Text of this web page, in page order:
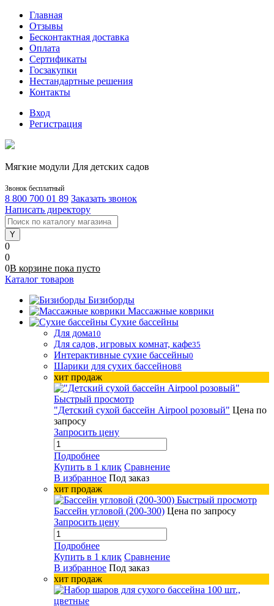
Главная
Отзывы
Бесконтактная доставка
Оплата
Сертификаты
Госзакупки
Нестандартные решения
Контакты
Вход
Регистрация
Мягкие модули Для детских садов
Звонок бесплатный
8 800 700 01 89 Заказать звонок
Написать директору
0
0
0В корзине пока пусто
Каталог товаров
Бизиборды
Массажные коврики
Сухие бассейны
Для дома10
Для садов, игровых комнат, кафе35
Интерактивные сухие бассейны0
Шарики для сухих бассейнов8
хит продаж
Быстрый просмотр
"Детский сухой бассейн Airpool розовый" Цена по
запросу
Запросить цену
Подробнее
Купить в 1 клик Сравнение
В избранное Под заказ
хит продаж
Быстрый просмотр
Бассейн угловой (200-300) Цена по запросу
Запросить цену
Подробнее
Купить в 1 клик Сравнение
В избранное Под заказ
хит продаж